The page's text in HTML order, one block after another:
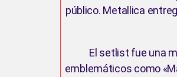
público. Metallica
El setlist fue una
emblemáticos como